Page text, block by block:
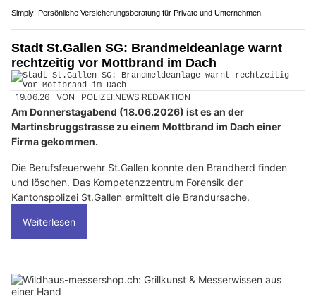
Simply: Persönliche Versicherungsberatung für Private und Unternehmen
Stadt St.Gallen SG: Brandmeldeanlage warnt
rechtzeitig vor Mottbrand im Dach
19.06.26 VON POLIZEI.NEWS REDAKTION
Am Donnerstagabend (18.06.2026) ist es an der
Martinsbruggstrasse zu einem Mottbrand im Dach einer
Firma gekommen.
Die Berufsfeuerwehr St.Gallen konnte den Brandherd finden
und löschen. Das Kompetenzzentrum Forensik der
Kantonspolizei St.Gallen ermittelt die Brandursache.
Weiterlesen